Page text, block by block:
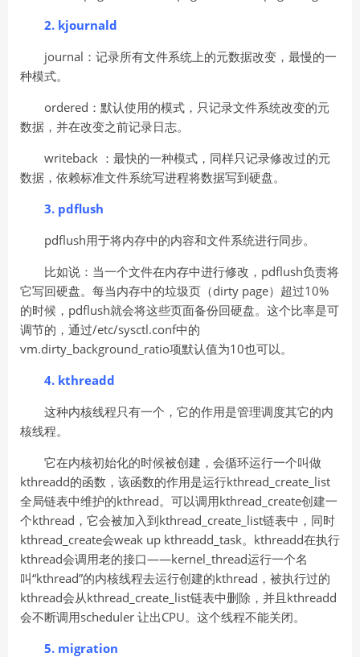
2. kjournald
journal：记录所有文件系统上的元数据改变，最慢的一
种模式。
ordered：默认使用的模式，只记录文件系统改变的元
数据，并在改变之前记录日志。
writeback ：最快的一种模式，同样只记录修改过的元
数据，依赖标准文件系统写进程将数据写到硬盘。
3. pdflush
pdflush用于将内存中的内容和文件系统进行同步。
比如说：当一个文件在内存中进行修改，pdflush负责将
它写回硬盘。每当内存中的垃圾页（dirty page）超过10%
的时候，pdflush就会将这些页面备份回硬盘。这个比率是可
调节的，通过/etc/sysctl.conf中的
vm.dirty_background_ratio项默认值为10也可以。
4. kthreadd
这种内核线程只有一个，它的作用是管理调度其它的内
核线程。
它在内核初始化的时候被创建，会循环运行一个叫做
kthreadd的函数，该函数的作用是运行kthread_create_list
全局链表中维护的kthread。可以调用kthread_create创建一
个kthread，它会被加入到kthread_create_list链表中，同时
kthread_create会weak up kthreadd_task。kthreadd在执行
kthread会调用老的接口——kernel_thread运行一个名
叫“kthread”的内核线程去运行创建的kthread，被执行过的
kthread会从kthread_create_list链表中删除，并且kthreadd
会不断调用scheduler 让出CPU。这个线程不能关闭。
5. migration